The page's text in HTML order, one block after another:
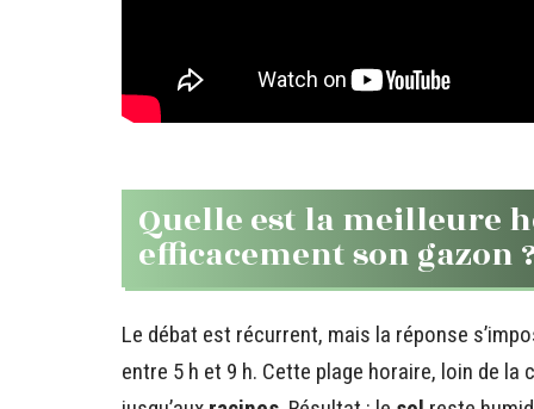
Quelle est la meilleure
efficacement son gazon
Le débat est récurrent, mais la réponse
entre 5 h et 9 h. Cette plage horaire, loin de la